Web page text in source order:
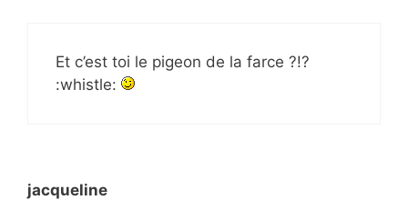
Et c’est toi le pigeon de la farce ?!?
:whistle:
jacqueline